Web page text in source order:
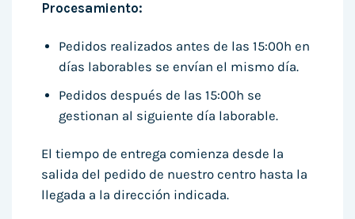
Procesamiento:
Pedidos realizados antes de las 15:00h en
días laborables se envían el mismo día.
Pedidos después de las 15:00h se
gestionan al siguiente día laborable.
El tiempo de entrega comienza desde la
salida del pedido de nuestro centro hasta la
llegada a la dirección indicada.